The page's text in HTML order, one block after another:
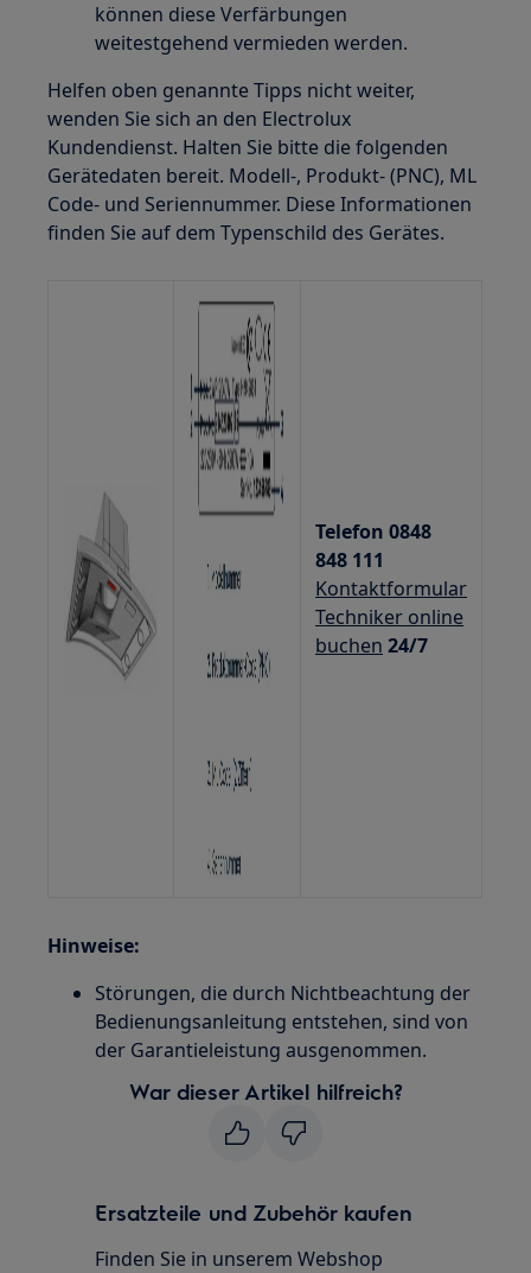
können diese Verfärbungen
weitestgehend vermieden werden.
Helfen oben genannte Tipps nicht weiter,
wenden Sie sich an den Electrolux
Kundendienst. Halten Sie bitte die folgenden
Gerätedaten bereit. Modell-, Produkt- (PNC), ML
Code- und Seriennummer. Diese Informationen
finden Sie auf dem Typenschild des Gerätes.
Telefon 0848
848 111
Kontaktformular
Techniker online
buchen 24/7
Hinweise:
Störungen, die durch Nichtbeachtung der
Bedienungsanleitung entstehen, sind von
der Garantieleistung ausgenommen.
War dieser Artikel hilfreich?
Ersatzteile und Zubehör kaufen
Finden Sie in unserem Webshop